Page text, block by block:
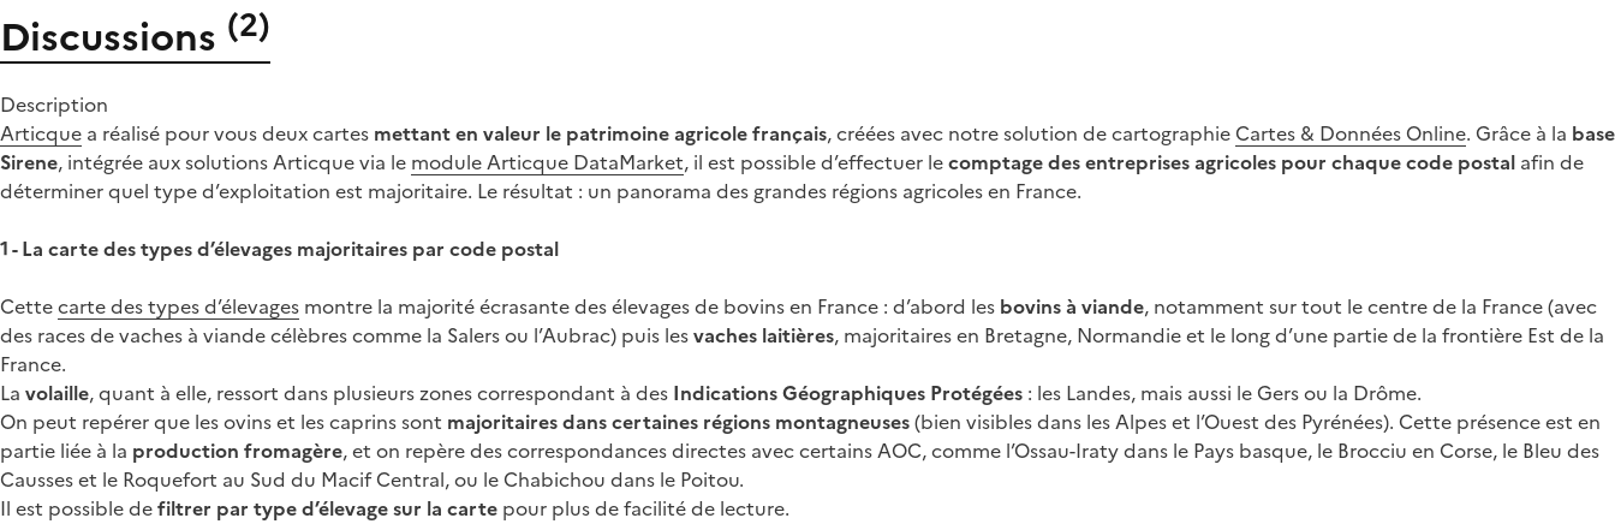
Discussions (2)
Description
Articque a réalisé pour vous deux cartes mettant en valeur le patrimoine agricole français, créées avec notre solution de cartographie Cartes & Données Online. Grâce à la base
Sirene, intégrée aux solutions Articque via le module Articque DataMarket, il est possible d’effectuer lecomptage des entreprises agricoles pour chaque code postal afin de
déterminer quel type d’exploitation est majoritaire. Le résultat : un panorama des grandes régions agricoles en France.
1 - La carte des types d’élevages majoritaires par code postal
Cettecarte des types d’élevages montre la majorité écrasante des élevages de bovins en France : d’abord les bovins à viande, notamment sur tout le centre de la France (avec
des races de vaches à viande célèbres comme la Salers ou l’Aubrac) puis lesvaches laitières, majoritaires en Bretagne, Normandie et le long d’une partie de la frontière Est de la
France.
La volaille, quant à elle, ressort dans plusieurs zones correspondant à des Indications Géographiques Protégées : les Landes, mais aussi le Gers ou la Drôme.
On peut repérer que les ovins et les caprins sont majoritaires dans certaines régions montagneuses(bien visibles dans les Alpes et l’Ouest des Pyrénées). Cette présence est en
partie liée à la production fromagère, et on repère des correspondances directes avec certains AOC, comme l’Ossau-Iraty dans le Pays basque, le Brocciu en Corse, le Bleu des
Causses et le Roquefort au Sud du Macif Central, ou le Chabichou dans le Poitou.
Il est possible defiltrer par type d’élevage sur la carte pour plus de facilité de lecture.